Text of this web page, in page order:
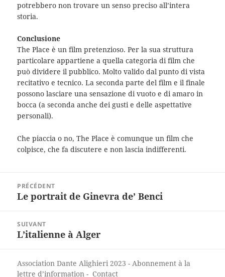
potrebbero non trovare un senso preciso all’intera
storia.
Conclusione
The Place è un film pretenzioso. Per la sua struttura
particolare appartiene a quella categoria di film che
può dividere il pubblico. Molto valido dal punto di vista
recitativo e tecnico. La seconda parte del film e il finale
possono lasciare una sensazione di vuoto e di amaro in
bocca (a seconda anche dei gusti e delle aspettative
personali).
Che piaccia o no, The Place è comunque un film che
colpisce, che fa discutere e non lascia indifferenti.
l’article
PRÉCÉDENT
Article
Le portrait de Ginevra de’ Benci
SUIVANT
Article
L’italienne à Alger
Association Dante Alighieri2023 -Abonnement à la
lettre d’information -Contact